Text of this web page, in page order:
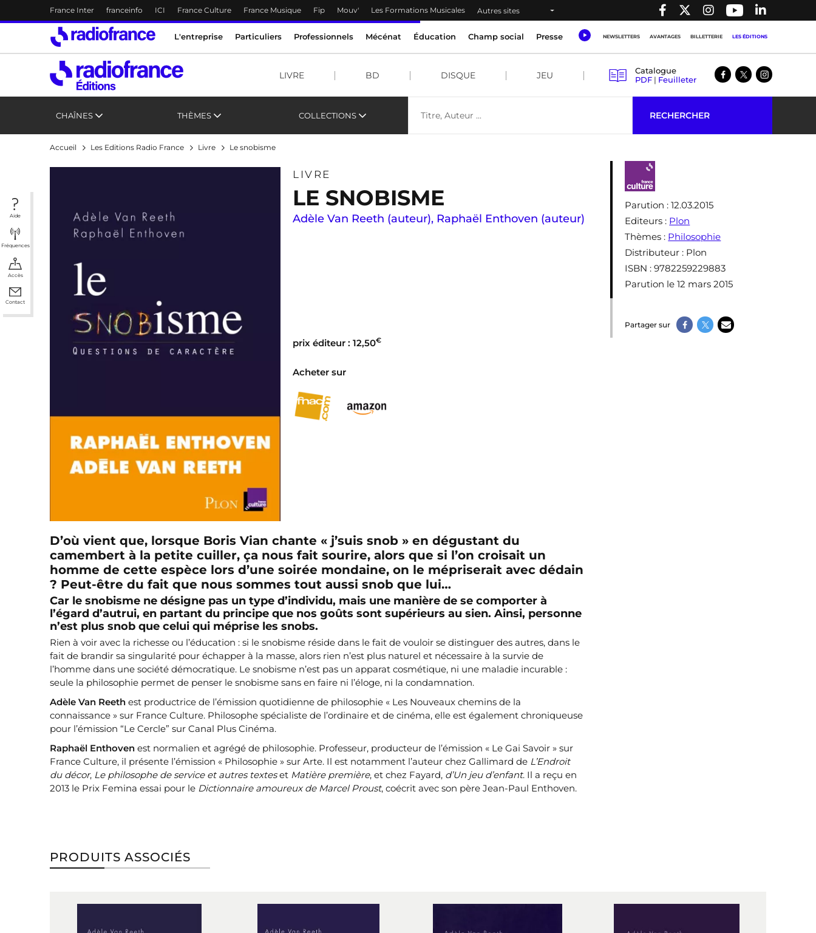
Accès direct :
Menu principal
France Inter franceinfo ICI France Culture France Musique Fip Mouv' Les Formations Musicales Autres sites
Menu principal
L'entreprise Particuliers Professionnels Mécénat Éducation Champ social Presse NEWSLETTERS AVANTAGES BILLETTERIE LES ÉDITIONS
LIVRE BD DISQUE JEU
Catalogue
PDF | Feuilleter
CHAÎNES THÈMES COLLECTIONS RECHERCHER
Aide
Fréquences
Accès
Contact
Accueil Les Editions Radio France Livre Le snobisme
LIVRE
LE SNOBISME
Adèle Van Reeth (auteur), Raphaël Enthoven (auteur)
Parution : 12.03.2015
Editeurs : Plon
Thèmes : Philosophie
Distributeur : Plon
ISBN : 9782259229883
Parution le 12 mars 2015
Partager sur
prix éditeur : 12,50€
Acheter sur
D’où vient que, lorsque Boris Vian chante « j’suis snob » en dégustant du
camembert à la petite cuiller, ça nous fait sourire, alors que si l’on croisait un
homme de cette espèce lors d’une soirée mondaine, on le mépriserait avec dédain
? Peut-être du fait que nous sommes tout aussi snob que lui…
Car le snobisme ne désigne pas un type d’individu, mais une manière de se comporter à
l’égard d’autrui, en partant du principe que nos goûts sont supérieurs au sien. Ainsi, personne
n’est plus snob que celui qui méprise les snobs.
Rien à voir avec la richesse ou l’éducation : si le snobisme réside dans le fait de vouloir se distinguer des autres, dans le
fait de brandir sa singularité pour échapper à la masse, alors rien n’est plus naturel et nécessaire à la survie de
l’homme dans une société démocratique. Le snobisme n’est pas un apparat cosmétique, ni une maladie incurable :
seule la philosophie permet de penser le snobisme sans en faire ni l’éloge, ni la condamnation.
Adèle Van Reeth est productrice de l’émission quotidienne de philosophie « Les Nouveaux chemins de la
connaissance » sur France Culture. Philosophe spécialiste de l’ordinaire et de cinéma, elle est également chroniqueuse
pour l’émission “Le Cercle” sur Canal Plus Cinéma.
Raphaël Enthoven est normalien et agrégé de philosophie. Professeur, producteur de l’émission « Le Gai Savoir » sur
France Culture, il présente l’émission « Philosophie » sur Arte. Il est notamment l’auteur chez Gallimard de L’Endroit
du décor, Le philosophe de service et autres texteset Matière première, et chez Fayard, d’Un jeu d’enfant. Il a reçu en
2013 le Prix Femina essai pour le Dictionnaire amoureux de Marcel Proust, coécrit avec son père Jean-Paul Enthoven.
PRODUITS ASSOCIÉS